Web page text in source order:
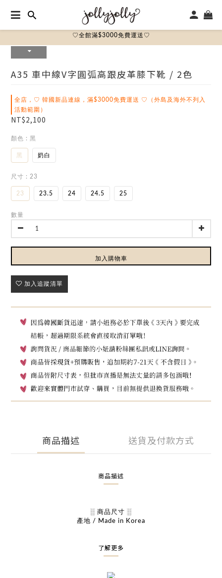
♡全館滿$3000免費運送♡
A35 車中線V字圓弧高跟皮革膝下靴 / 2色
全店，♡ 韓國新品連線，滿$3000免費運送 ♡（外島及海外不列入
活動範圍）
NT$2,100
顏色 : 黑
黑 奶白
尺寸 : 23
23 23.5 24 24.5 25
數量
加入購物車
加入追蹤清單
商品描述 送貨及付款方式
商品描述
░ 商品尺寸 ░
產地 / Made in Korea
了解更多